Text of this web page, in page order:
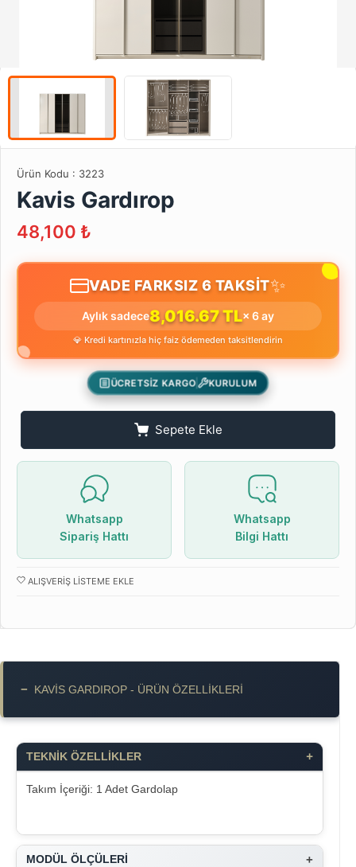
Ürün Kodu : 3223
Kavis Gardırop
48,100 ₺
VADE FARKSIZ 6 TAKSİT✨
Aylık sadece8,016.67 TL× 6 ay
💎 Kredi kartınızla hiç faiz ödemeden taksitlendirin
ÜCRETSİZ KARGO KURULUM
Sepete Ekle
Whatsapp
Sipariş Hattı
Whatsapp
Bilgi Hattı
ALIŞVERIŞ LISTEME EKLE
− KAVIS GARDIROP - ÜRÜN ÖZELLIKLERI
TEKNİK ÖZELLİKLER +
Takım İçeriği: 1 Adet Gardolap
MODÜL ÖLÇÜLERİ +